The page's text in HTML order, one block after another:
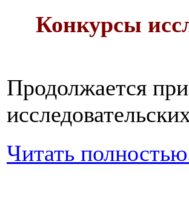
Конкурсы
Продолжается
Читать